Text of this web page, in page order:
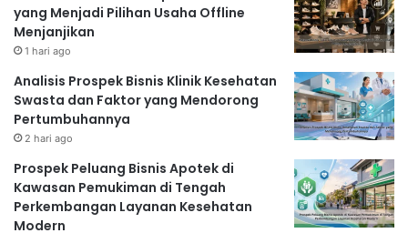
yang Menjadi Pilihan Usaha Offline
Menjanjikan
1 hari ago
Analisis Prospek Bisnis Klinik Kesehatan
Swasta dan Faktor yang Mendorong
Pertumbuhannya
2 hari ago
Prospek Peluang Bisnis Apotek di
Kawasan Pemukiman di Tengah
Perkembangan Layanan Kesehatan
Modern